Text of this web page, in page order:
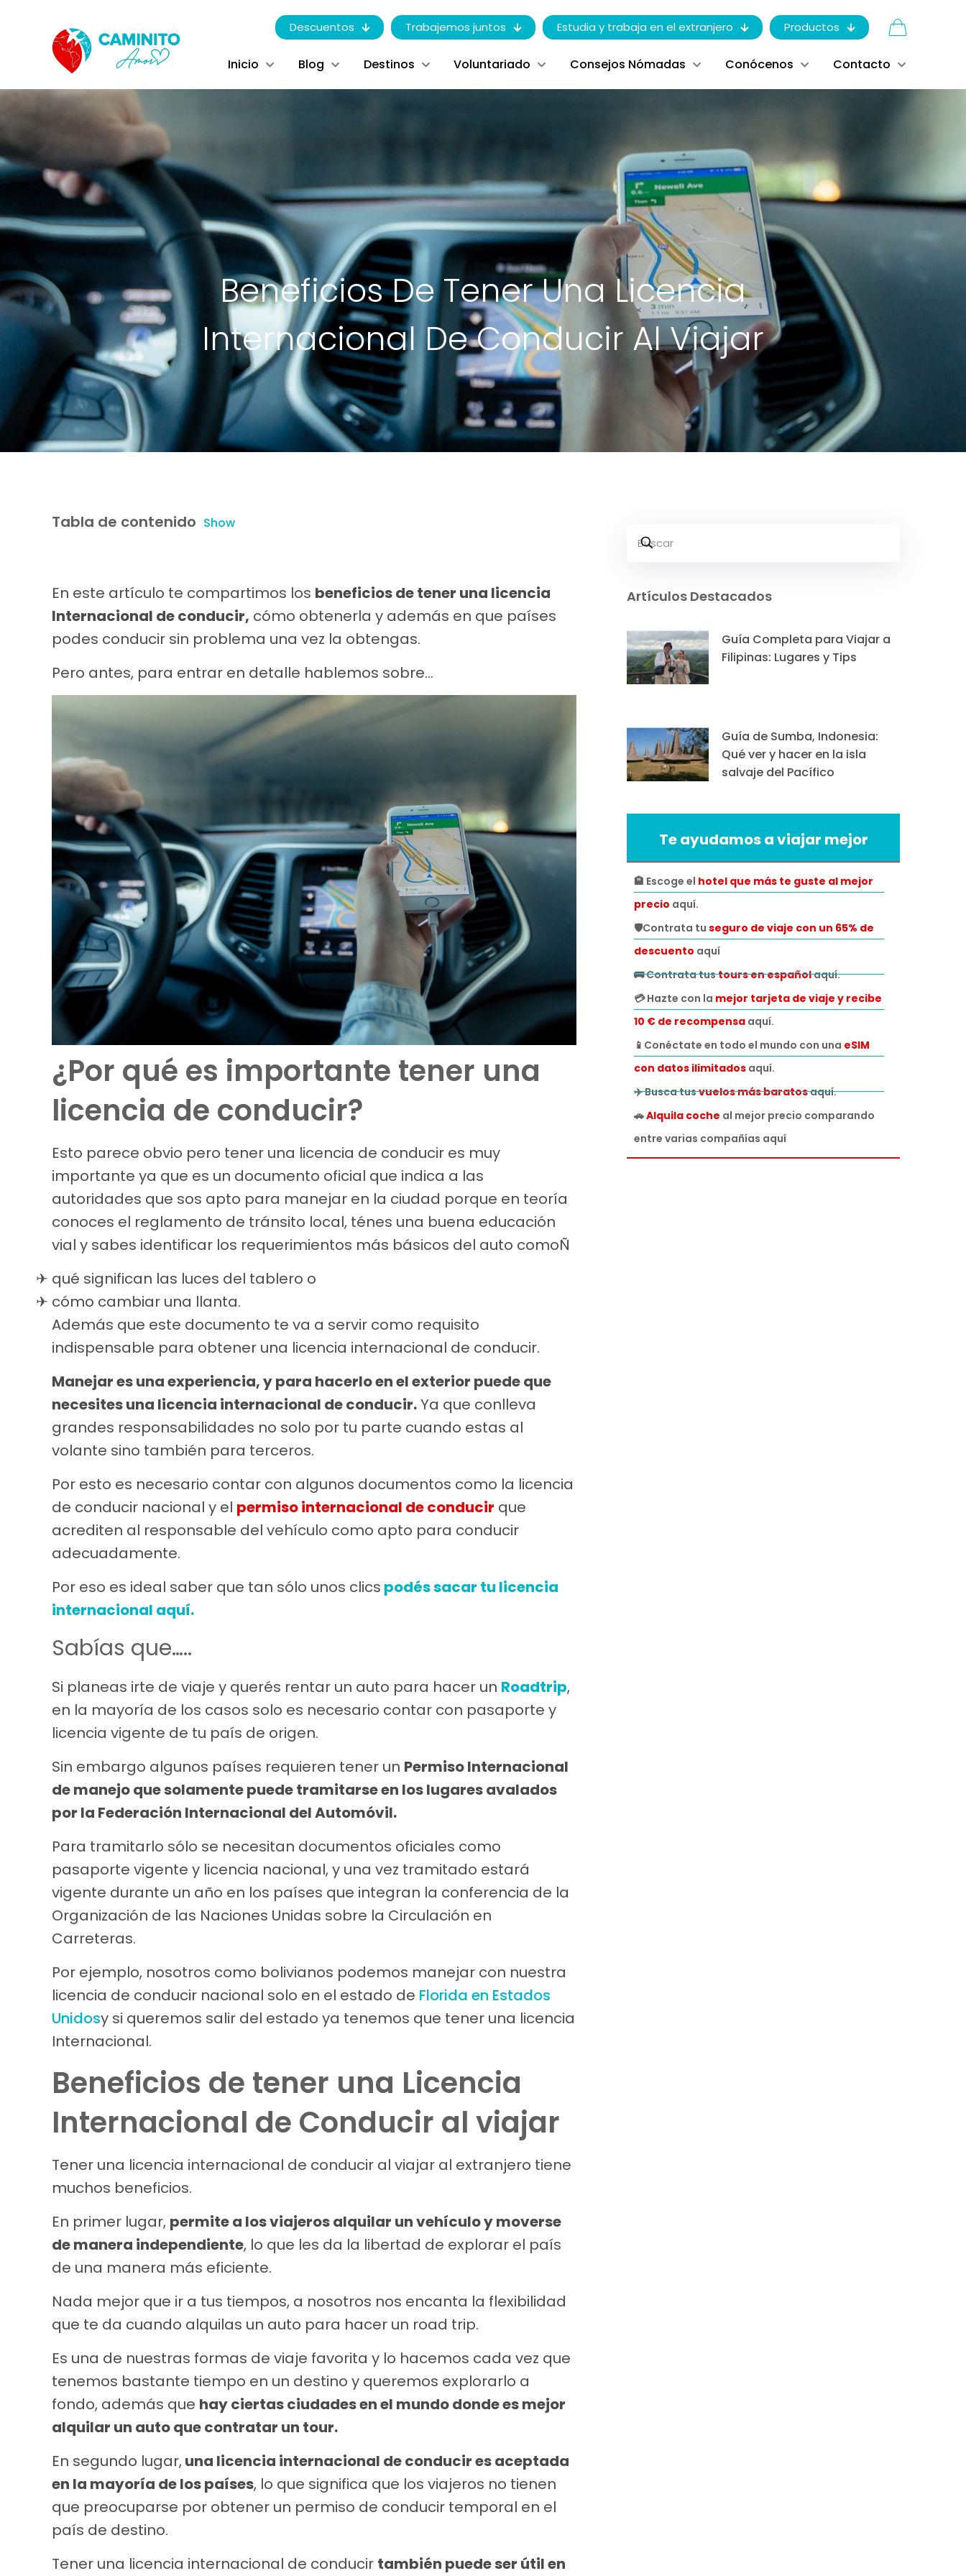
Descuentos Trabajemos juntos Estudia y trabaja en el extranjero Productos
Inicio Blog Destinos Voluntariado Consejos Nómadas Conócenos Contacto
Beneficios De Tener Una Licencia
Internacional De Conducir Al Viajar
Tabla de contenido Show
En este artículo te compartimos los beneficios de tener una licencia
Internacional de conducir, cómo obtenerla y además en que países
podes conducir sin problema una vez la obtengas.
Pero antes, para entrar en detalle hablemos sobre…
¿Por qué es importante tener una
licencia de conducir?
Esto parece obvio pero tener una licencia de conducir es muy
importante ya que es un documento oficial que indica a las
autoridades que sos apto para manejar en la ciudad porque en teoría
conoces el reglamento de tránsito local, ténes una buena educación
vial y sabes identificar los requerimientos más básicos del auto comoÑ
qué significan las luces del tablero o
cómo cambiar una llanta.
Además que este documento te va a servir como requisito
indispensable para obtener una licencia internacional de conducir.
Manejar es una experiencia, y para hacerlo en el exterior puede que
necesites una licencia internacional de conducir.Ya que conlleva
grandes responsabilidades no solo por tu parte cuando estas al
volante sino también para terceros.
Por esto es necesario contar con algunos documentos como la licencia
de conducir nacional y el permiso internacional de conducir que
acrediten al responsable del vehículo como apto para conducir
adecuadamente.
Por eso es ideal saber que tan sólo unos clics podés sacar tu licencia
internacional aquí.
Sabías que…..
Si planeas irte de viaje y querés rentar un auto para hacer un Roadtrip,
en la mayoría de los casos solo es necesario contar con pasaporte y
licencia vigente de tu país de origen.
Sin embargo algunos países requieren tener un Permiso Internacional
de manejo que solamente puede tramitarse en los lugares avalados
por la Federación Internacional del Automóvil.
Para tramitarlo sólo se necesitan documentos oficiales como
pasaporte vigente y licencia nacional, y una vez tramitado estará
vigente durante un año en los países que integran la conferencia de la
Organización de las Naciones Unidas sobre la Circulación en
Carreteras.
Por ejemplo, nosotros como bolivianos podemos manejar con nuestra
licencia de conducir nacional solo en el estado de Florida en Estados
Unidosy si queremos salir del estado ya tenemos que tener una licencia
Internacional.
Beneficios de tener una Licencia
Internacional de Conducir al viajar
Tener una licencia internacional de conducir al viajar al extranjero tiene
muchos beneficios.
En primer lugar, permite a los viajeros alquilar un vehículo y moverse
de manera independiente, lo que les da la libertad de explorar el país
de una manera más eficiente.
Nada mejor que ir a tus tiempos, a nosotros nos encanta la flexibilidad
que te da cuando alquilas un auto para hacer un road trip.
Es una de nuestras formas de viaje favorita y lo hacemos cada vez que
tenemos bastante tiempo en un destino y queremos explorarlo a
fondo, además que hay ciertas ciudades en el mundo donde es mejor
alquilar un auto que contratar un tour.
En segundo lugar,una licencia internacional de conducir es aceptada
en la mayoría de los países, lo que significa que los viajeros no tienen
que preocuparse por obtener un permiso de conducir temporal en el
país de destino.
Tener una licencia internacional de conducir también puede ser útil en
Artículos Destacados
Guía Completa para Viajar a
Filipinas: Lugares y Tips
Guía de Sumba, Indonesia:
Qué ver y hacer en la isla
salvaje del Pacífico
Te ayudamos a viajar mejor
🏨 Escoge el hotel que más te guste al mejor
precio aquí.
🛡️Contrata tu seguro de viaje con un 65% de
descuento aquí
🚌 Contrata tustours en españolaquí.
💳 Hazte con la mejor tarjeta de viaje y recibe
10 € de recompensa aquí.
📱Conéctate en todo el mundo con una eSIM
con datos ilimitados aquí.
✈️ Busca tusvuelos más baratosaquí.
🚗Alquila coche al mejor precio comparando
entre varias compañías aquí